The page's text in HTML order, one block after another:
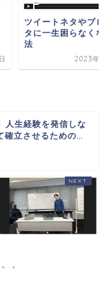
ツイートネタやブロ
タに一生困らなくな
法
2023年1
人生経験を発信しな
確立させるための...